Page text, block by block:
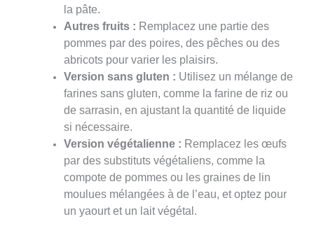
la pâte.
Autres fruits : Remplacez une partie des
pommes par des poires, des pêches ou des
abricots pour varier les plaisirs.
Version sans gluten : Utilisez un mélange de
farines sans gluten, comme la farine de riz ou
de sarrasin, en ajustant la quantité de liquide
si nécessaire.
Version végétalienne : Remplacez les œufs
par des substituts végétaliens, comme la
compote de pommes ou les graines de lin
moulues mélangées à de l’eau, et optez pour
un yaourt et un lait végétal.